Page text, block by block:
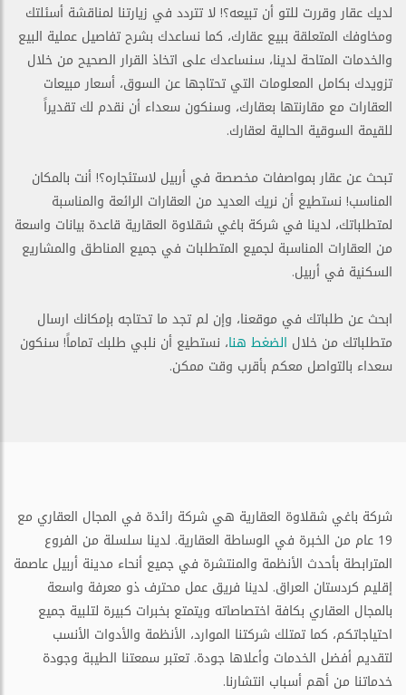
لديك عقار وقررت للتو أن تبيعه؟! لا تتردد في زيارتنا لمناقشة أسئلتك
ومخاوفك المتعلقة ببيع عقارك، كما نساعدك بشرح تفاصيل عملية البيع
والخدمات المتاحة لدينا، سنساعدك على اتخاذ القرار الصحيح من خلال
تزويدك بكامل المعلومات التي تحتاجها عن السوق، أسعار مبيعات
العقارات مع مقارنتها بعقارك، وسنكون سعداء أن نقدم لك تقديراً
للقيمة السوقية الحالية لعقارك.
تبحث عن عقار بمواصفات مخصصة في أربيل لاستئجاره؟! أنت بالمكان
المناسب! نستطيع أن نريك العديد من العقارات الرائعة والمناسبة
لمتطلباتك، لدينا في شركة باغي شقلاوة العقارية قاعدة بيانات واسعة
من العقارات المناسبة لجميع المتطلبات في جميع المناطق والمشاريع
السكنية في أربيل.
ابحث عن طلباتك في موقعنا، وإن لم تجد ما تحتاجه بإمكانك ارسال
متطلباتك من خلال الضغط هنا، نستطيع أن نلبي طلبك تماماً! سنكون
سعداء بالتواصل معكم بأقرب وقت ممكن.
شركة باغي شقلاوة العقارية هي شركة رائدة في المجال العقاري مع
19 عام من الخبرة في الوساطة العقارية. لدينا سلسلة من الفروع
المترابطة بأحدث الأنظمة والمنتشرة في جميع أنحاء مدينة أربيل عاصمة
إقليم كردستان العراق. لدينا فريق عمل محترف ذو معرفة واسعة
بالمجال العقاري بكافة اختصاصاته ويتمتع بخبرات كبيرة لتلبية جميع
احتياجاتكم، كما تمتلك شركتنا الموارد، الأنظمة والأدوات الأنسب
لتقديم أفضل الخدمات وأعلاها جودة. تعتبر سمعتنا الطيبة وجودة
خدماتنا من أهم أسباب انتشارنا.